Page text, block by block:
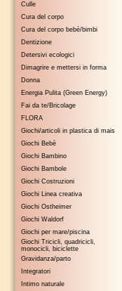
Culle
Cura del corpo
Cura del corpo bebè/bimbi
Dentizione
Detersivi ecologici
Dimagrire e mettersi in forma
Donna
Energia Pulita (Green Energy)
Fai da te/Bricolage
FLORA
Giochi/articoli in plastica di mais
Giochi Bebè
Giochi Bambino
Giochi Bambole
Giochi Costruzioni
Giochi Linea creativa
Giochi Ostheimer
Giochi Waldorf
Giochi per mare/piscina
Giochi Tricicli, quadricicli,
monocicli, biciclette
Gravidanza/parto
Integratori
Intimo naturale